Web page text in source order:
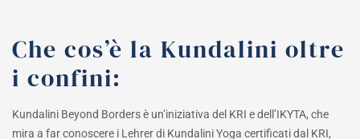
Che cos’è la Kundalini oltre
i confini:
Kundalini Beyond Borders è un’iniziativa del KRI e dell’IKYTA, che
mira a far conoscere i Lehrer di Kundalini Yoga certificati dal KRI,